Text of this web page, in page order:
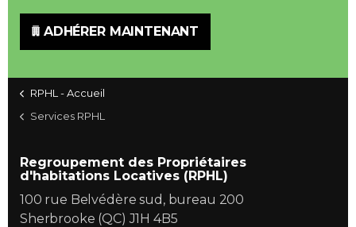
ADHÉRER MAINTENANT
RPHL - Accueil
Services RPHL
Regroupement des Propriétaires
d'habitations Locatives (RPHL)
100 rue Belvédère sud, bureau 200
Sherbrooke (QC) J1H 4B5